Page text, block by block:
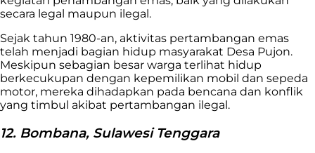
secara legal maupun ilegal.
Sejak tahun 1980-an, aktivitas pertambangan emas
telah menjadi bagian hidup masyarakat Desa Pujon.
Meskipun sebagian besar warga terlihat hidup
berkecukupan dengan kepemilikan mobil dan sepeda
motor, mereka dihadapkan pada bencana dan konflik
yang timbul akibat pertambangan ilegal.
12. Bombana, Sulawesi Tenggara